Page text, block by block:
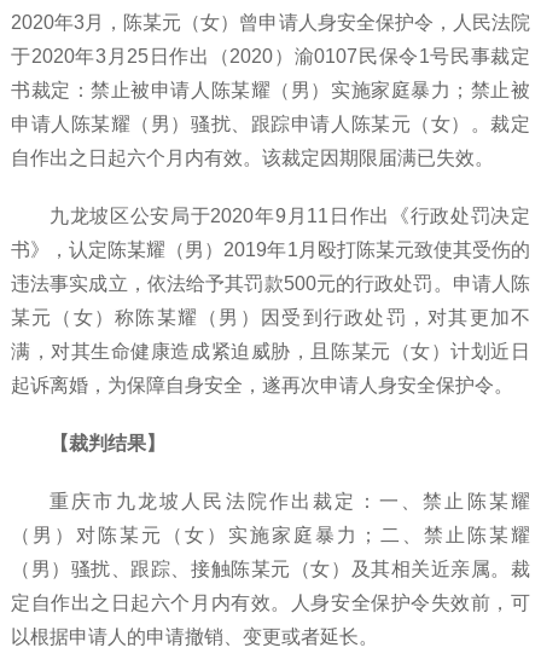
2020年3月，陈某元（女）曾申请人身安全保护令，人民法院
于2020年3月25日作出（2020）渝0107民保令1号民事裁定
书裁定：禁止被申请人陈某耀（男）实施家庭暴力；禁止被
申请人陈某耀（男）骚扰、跟踪申请人陈某元（女）。裁定
自作出之日起六个月内有效。该裁定因期限届满已失效。
九龙坡区公安局于2020年9月11日作出《行政处罚决定
书》，认定陈某耀（男）2019年1月殴打陈某元致使其受伤的
违法事实成立，依法给予其罚款500元的行政处罚。申请人陈
某元（女）称陈某耀（男）因受到行政处罚，对其更加不
满，对其生命健康造成紧迫威胁，且陈某元（女）计划近日
起诉离婚，为保障自身安全，遂再次申请人身安全保护令。
【裁判结果】
重庆市九龙坡人民法院作出裁定：一、禁止陈某耀
（男）对陈某元（女）实施家庭暴力；二、禁止陈某耀
（男）骚扰、跟踪、接触陈某元（女）及其相关近亲属。裁
定自作出之日起六个月内有效。人身安全保护令失效前，可
以根据申请人的申请撤销、变更或者延长。